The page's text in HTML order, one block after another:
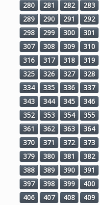
280
281 282 283
289
290 291 292
298
299 300 301
307
308 309 310
316
317 318 319
325
326 327 328
334
335 336 337
343
344 345 346
352
353 354 355
361
362 363 364
370
371 372 373
379
380 381 382
388
389 390 391
397
398 399 400
406
407 408 409